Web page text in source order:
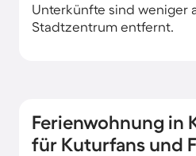
Unterkünfte sind weniger
Stadtzentrum entfernt.
Ferienwohnung in
für Kuturfans und